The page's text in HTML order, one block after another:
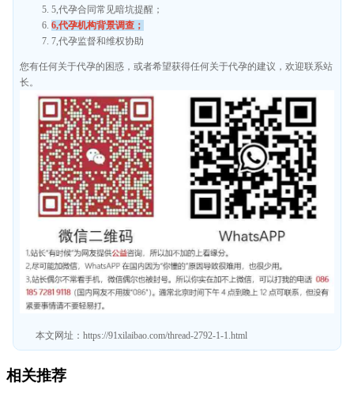
5,代孕合同常见暗坑提醒；
6,代孕机构背景调查；
7,代孕监督和维权协助
您有任何关于代孕的困惑，或者希望获得任何关于代孕的建议，欢迎联系站
长。
本文网址： https://91xilaibao.com/thread-2792-1-1.html
相关推荐